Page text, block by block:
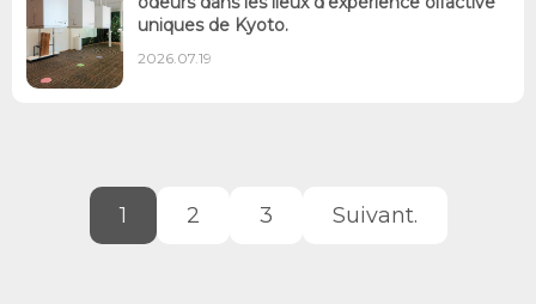
uniques de Kyoto.
2026.07.19
1 2 3 Suivant.